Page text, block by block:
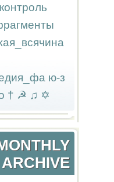
ю-з
† ☭ ♫ ✡
ARCHIVE